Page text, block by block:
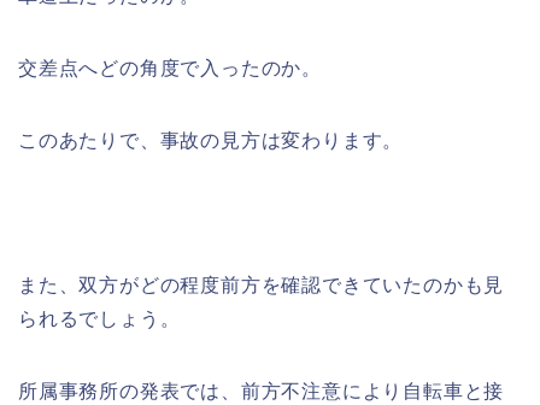
交差点へどの角度で入ったのか。
このあたりで、事故の見方は変わります。
また、双方がどの程度前方を確認できていたのかも見
られるでしょう。
所属事務所の発表では、前方不注意により自転車と接